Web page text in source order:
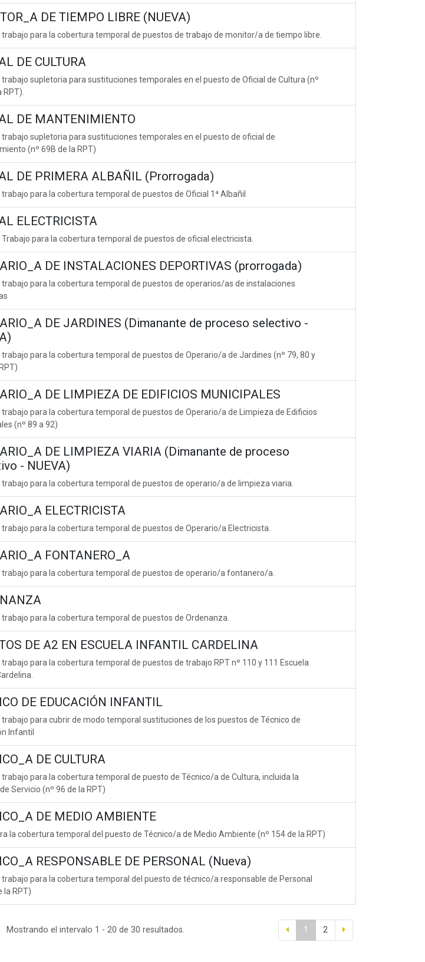
DE TIEMPO LIBRE (NUEVA)
trabajo para la cobertura temporal de puestos de trabajo de monitor/a de tiempo libre.
DE CULTURA
trabajo supletoria para sustituciones temporales en el puesto de Oficial de Cultura (nº
RPT).
DE MANTENIMIENTO
trabajo supletoria para sustituciones temporales en el puesto de oficial de
(nº 69B de la RPT)
DE PRIMERA ALBAÑIL (Prorrogada)
trabajo para la cobertura temporal de puestos de Oficial 1ª Albañil
ELECTRICISTA
Trabajo para la cobertura temporal de puestos de oficial electricista.
DE INSTALACIONES DEPORTIVAS (prorrogada)
trabajo para la cobertura temporal de puestos de operarios/as de instalaciones
DE JARDINES (Dimanante de proceso selectivo -
trabajo para la cobertura temporal de puestos de Operario/a de Jardines (nº 79, 80 y
DE LIMPIEZA DE EDIFICIOS MUNICIPALES
trabajo para la cobertura temporal de puestos de Operario/a de Limpieza de Edificios
(nº 89 a 92)
DE LIMPIEZA VIARIA (Dimanante de proceso
- NUEVA)
trabajo para la cobertura temporal de puestos de operario/a de limpieza viaria.
ELECTRICISTA
trabajo para la cobertura temporal de puestos de Operario/a Electricista.
FONTANERO_A
trabajo para la cobertura temporal de puestos de operario/a fontanero/a.
trabajo para la cobertura temporal de puestos de Ordenanza.
DE A2 EN ESCUELA INFANTIL CARDELINA
trabajo para la cobertura temporal de puestos de trabajo RPT nº 110 y 111 Escuela
DE EDUCACIÓN INFANTIL
trabajo para cubrir de modo temporal sustituciones de los puestos de Técnico de
Infantil
DE CULTURA
trabajo para la cobertura temporal de puesto de Técnico/a de Cultura, incluida la
Servicio (nº 96 de la RPT)
DE MEDIO AMBIENTE
la cobertura temporal del puesto de Técnico/a de Medio Ambiente (nº 154 de la RPT)
RESPONSABLE DE PERSONAL (Nueva)
trabajo para la cobertura temporal del puesto de técnico/a responsable de Personal
la RPT)
Mostrando el intervalo 1 - 20 de 30 resultados. 1 2